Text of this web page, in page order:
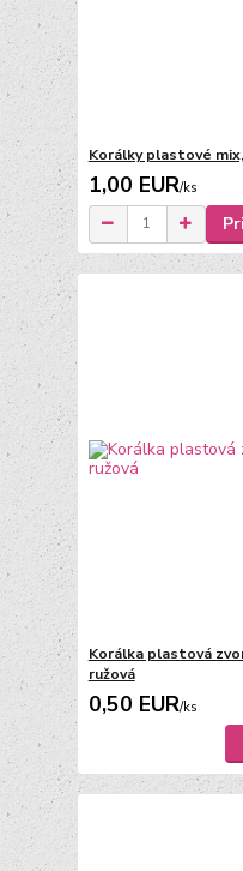
Korálky plastové
1,00 EUR/ks
Korálka plastová
ružová
0,50 EUR/ks